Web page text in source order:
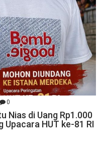
0
Nias di Uang Rp1.000
Upacara HUT ke-81 RI